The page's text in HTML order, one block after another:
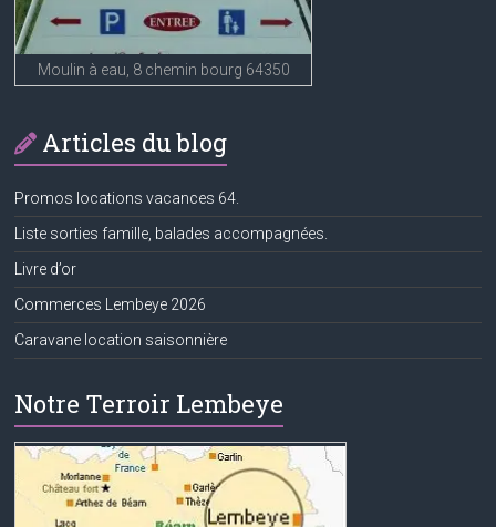
Moulin à eau, 8 chemin bourg 64350
Articles du blog
Promos locations vacances 64.
Liste sorties famille, balades accompagnées.
Livre d’or
Commerces Lembeye 2026
Caravane location saisonnière
Notre Terroir Lembeye